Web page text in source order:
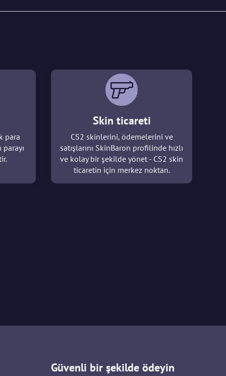
para
parayı
Skin ticareti
CS2 skinlerini, ödemelerini ve
satışlarını SkinBaron profilinde hızlı
ve kolay bir şekilde yönet - CS2 skin
ticaretin için merkez noktan.
Güvenli bir şekilde ödeyin